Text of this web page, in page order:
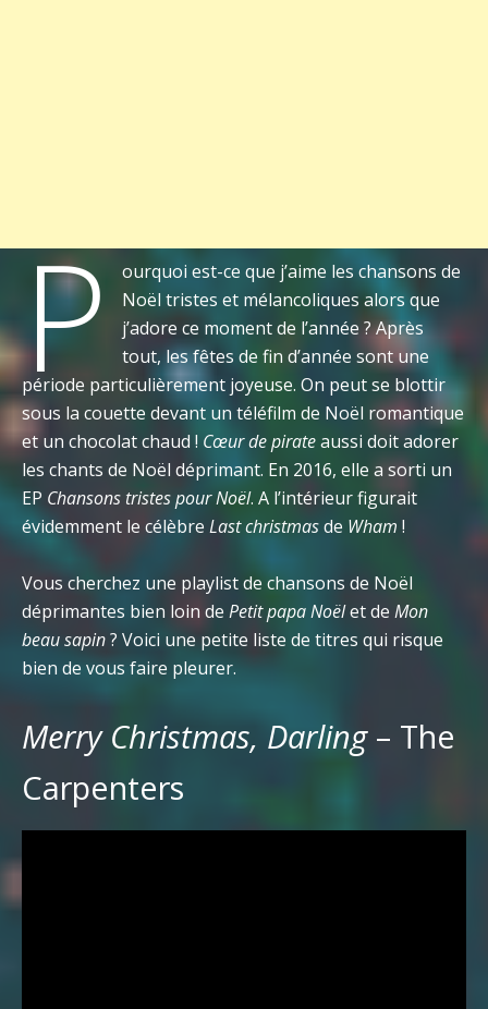
P
ourquoi est-ce que j’aime les chansons de
Noël tristes et mélancoliques alors que
j’adore ce moment de l’année ? Après
tout, les fêtes de fin d’année sont une
période particulièrement joyeuse. On peut se blottir
sous la couette devant un téléfilm de Noël romantique
et un chocolat chaud ! Cœur de pirateaussi doit adorer
les chants de Noël déprimant. En 2016, elle a sorti un
EP Chansons tristes pour Noël. A l’intérieur figurait
évidemment le célèbre Last christmasde Wham !
Vous cherchez une playlist de chansons de Noël
déprimantes bien loin de Petit papa Noëlet de Mon
beau sapin? Voici une petite liste de titres qui risque
bien de vous faire pleurer.
Merry Christmas, Darling– The
Carpenters